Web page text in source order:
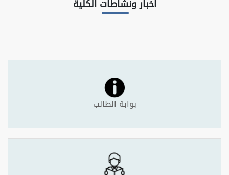
اخبار ونشاطات الكلية
بوابة الطالب